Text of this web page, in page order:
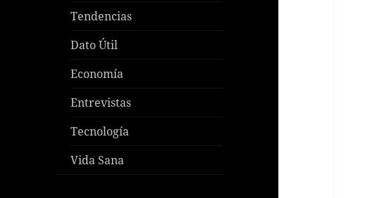
Tendencias
Dato Útil
Economía
Entrevistas
Tecnología
Vida Sana